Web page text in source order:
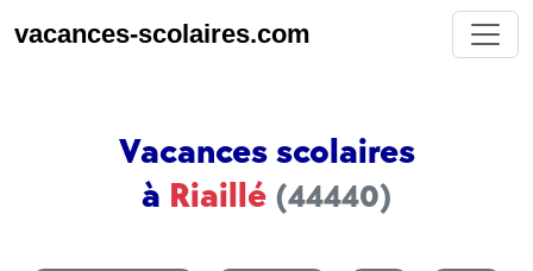
vacances-scolaires.com
Vacances scolaires
à Riaillé (44440)